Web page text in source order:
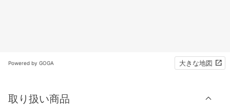
Powered by GOGA 大きな地図
取り扱い商品